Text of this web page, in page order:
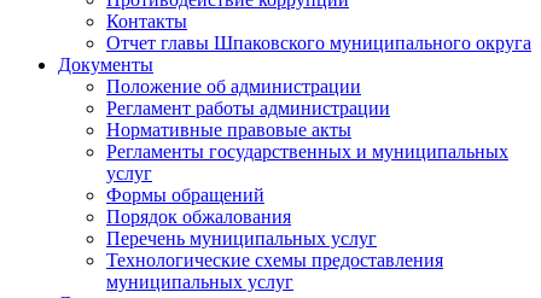
Контакты
Отчет главы Шпаковского муниципального округа
Документы
Положение об администрации
Регламент работы администрации
Нормативные правовые акты
Регламенты государственных и муниципальных
услуг
Формы обращений
Порядок обжалования
Перечень муниципальных услуг
Технологические схемы предоставления
муниципальных услуг